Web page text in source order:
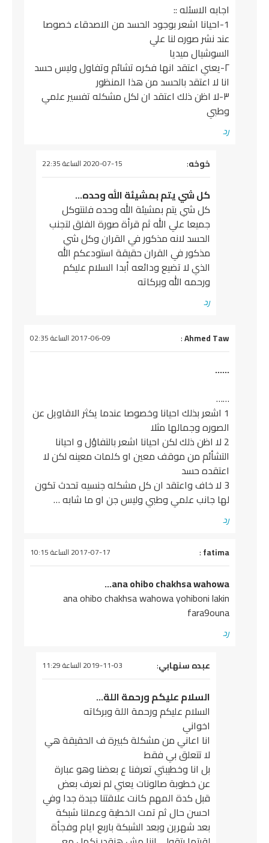
اجابه الاسئله ::
1-احيانا اشعر بوجود الحسد من الاصدقاء خصوصا
عند نشر صوره لنا علي
السوشيال ميديا
٢-يعني اعتقد انها فكره تشائم وتفاول وليس حسد
انا لا اعتقد بالحسد من هذا المنظور
٣-لا اظن ذلك اعتقد ان لكل مشكله تفسير علمي
وطبي
رد
يقول
خوخه: 2020-07-15 الساعة 22:35
كل شي يتم بمشيئة الله وحده…
كل شي يتم بمشيئة الله وحده فلنتوكل
جميعا علي الله ثم قرأة صورة الفلق لتجنب
الحسد لانه مذكور في القران وكل شي
مذكور في القران حقيقة استودعكم الله
الذي لا تضيع ودائعه أبدا السلام عليكم
ورحمه الله وبركاته
رد
يقول
Ahmed Taw
: 2017-06-09 الساعة 02:35
……
……
1 اشعر بذلك احيانا وخصوصا عندما يكثر الاقاويل عن
الصوره وجمالها مثلا
2 لا اظن ذلك لكن احيانا اشعر بالتفاؤل و احيانا
التشأئم من موقف معين او كلمات معينه لكن لا
اعتقده حسد
3 لا خاف واعتقد ان كل مشكله جنسيه تحدث تكون
لها جانب علمي وطبي وليس جن او ما شابه …
رد
يقول
fatima
: 2017-07-17 الساعة 10:15
ana ohibo chakhsa wahowa…
ana ohibo chakhsa wahowa yohiboni lakin
fara9ouna
رد
يقول
عبده سنهابي: 2019-11-03 الساعة 11:29
السلام عليكم ورحمة اللة…
السلام عليكم ورحمة اللة وبركاته
اخواني
انا اعاني من مشكلة كبيرة ف الحقيقة هي
لا تتعلق بي فقط
بل انا وخطيبتي تعرفنا ع بعضنا وهو عبارة
عن خطوبة صالونات يعني لم نعرف بعض
قبل كدة المهم كانت علاقتنا جيدة جدا وفي
احسن حال ثم تمت الخطبة وعملنا شبكة
بعد شهرين وبعد الشبكة باربع ايام وفجأة